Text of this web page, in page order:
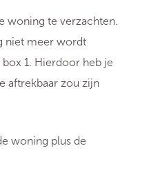
woning te verzachten.
niet meer wordt
1. Hierdoor heb je
aftrekbaar zou zijn
woning plus de